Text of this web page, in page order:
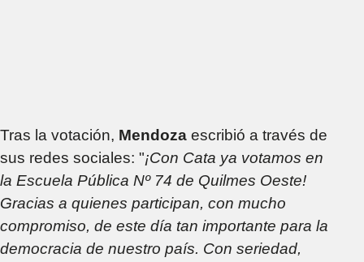
Tras la votación, Mendoza escribió a través de
sus redes sociales: "¡Con Cata ya votamos en
la Escuela Pública Nº 74 de Quilmes Oeste!
Gracias a quienes participan, con mucho
compromiso, de este día tan importante para la
democracia de nuestro país. Con seriedad,